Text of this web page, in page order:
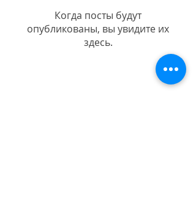
Когда посты будут
опубликованы, вы увидите их
здесь.